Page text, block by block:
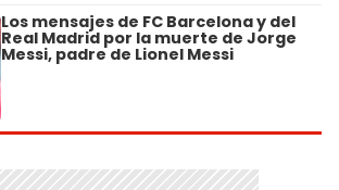
Los mensajes de FC Barcelona y del
Real Madrid por la muerte de Jorge
Messi, padre de Lionel Messi